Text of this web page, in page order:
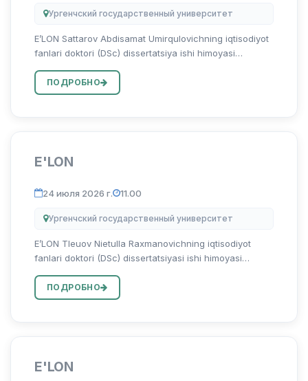
Ургенчский государственный университет
E’LON Sattarov Abdisamat Umirqulovichning iqtisodiyot
fanlari doktori (DSc) dissertatsiya ishi himoyasi
08.00.12 - “Mintaqaviy iqtisodiyot” ixtisosligi bo‘yicha
“Mintaqa iq...
ПОДРОБНО
E'LON
24 июля 2026 г. 11.00
Ургенчский государственный университет
E’LON Tleuov Nietulla Raxmanovichning iqtisodiyot
fanlari doktori (DSc) dissertatsiyasi ishi himoyasi
“Ekonometrika va statistika” ixtisosligi bo‘yicha “Oziq-
ovqat s...
ПОДРОБНО
E'LON